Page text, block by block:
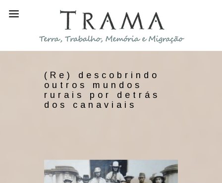
(Re) descobrindo
outros mundos
rurais por detrás
dos canaviais